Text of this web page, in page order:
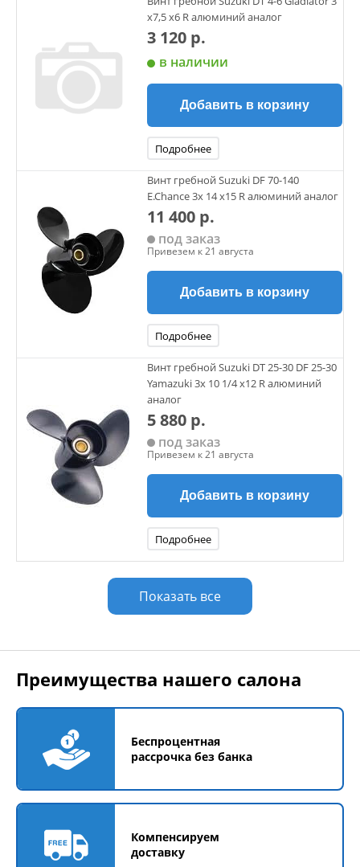
х7,5 х6 R алюминий аналог
3 120 р.
в наличии
Добавить в корзину
Подробнее
Винт гребной Suzuki DF 70-140
E.Chance 3х 14 х15 R алюминий аналог
11 400 р.
под заказ
Привезем к 21 августа
Добавить в корзину
Подробнее
Винт гребной Suzuki DT 25-30 DF 25-30
Yamazuki 3х 10 1/4 х12 R алюминий
аналог
5 880 р.
под заказ
Привезем к 21 августа
Добавить в корзину
Подробнее
Показать все
Преимущества нашего салона
Беспроцентная
рассрочка без банка
Компенсируем
доставку